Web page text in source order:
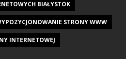
BIAŁYSTOK
STRONY WWW
INTERNETOWEJ